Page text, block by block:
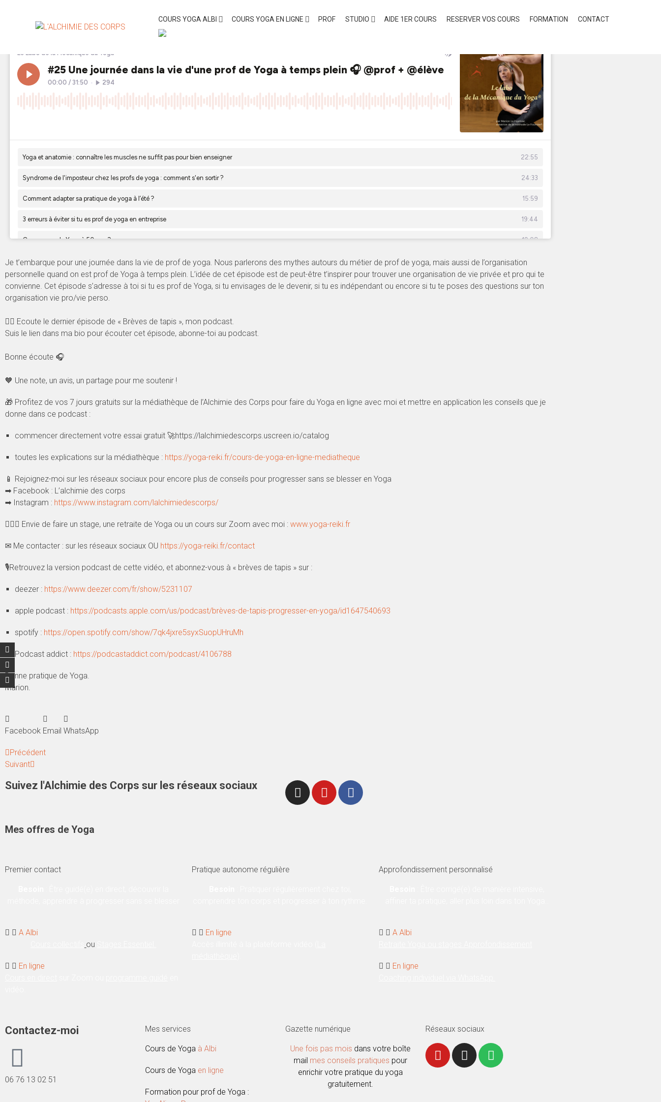
COURS YOGA ALBI COURS YOGA EN LIGNE PROF STUDIO AIDE 1ER COURS RESERVER VOS COURS FORMATION CONTACT
Je t’embarque pour une journée dans la vie de prof de yoga. Nous parlerons des mythes autours du métier de prof de yoga, mais aussi de l’organisation
personnelle quand on est prof de Yoga à temps plein. L’idée de cet épisode est de peut-être t’inspirer pour trouver une organisation de vie privée et pro qui te
convienne. Cet épisode s’adresse à toi si tu es prof de Yoga, si tu envisages de le devenir, si tu es indépendant ou encore si tu te poses des questions sur ton
organisation vie pro/vie perso.
👉🏻 Ecoute le dernier épisode de « Brèves de tapis », mon podcast. ⁠
Suis le lien dans ma bio pour écouter cet épisode, abonne-toi au podcast.⁠
Bonne écoute 🎧⁠ ⁠
⁠🧡 Une note, un avis, un partage pour me soutenir !
🎁 Profitez de vos 7 jours gratuits sur la médiathèque de l’Alchimie des Corps pour faire du Yoga en ligne avec moi et mettre en application les conseils que je
donne dans ce podcast :
commencer directement votre essai gratuit 🚀https://lalchimiedescorps.uscreen.io/catalog
toutes les explications sur la médiathèque : https://yoga-reiki.fr/cours-de-yoga-en-ligne-mediatheque
📱 Rejoignez-moi sur les réseaux sociaux pour encore plus de conseils pour progresser sans se blesser en Yoga
➡ Facebook : L’alchimie des corps
➡ Instagram : https://www.instagram.com/lalchimiedescorps/
🧘🏻‍♂️ Envie de faire un stage, une retraite de Yoga ou un cours sur Zoom avec moi : www.yoga-reiki.fr
✉ Me contacter : sur les réseaux sociaux OU https://yoga-reiki.fr/contact
🎙Retrouvez la version podcast de cette vidéo, et abonnez-vous à « brèves de tapis » sur :
deezer : https://www.deezer.com/fr/show/5231107
apple podcast : https://podcasts.apple.com/us/podcast/brèves-de-tapis-progresser-en-yoga/id1647540693
spotify : https://open.spotify.com/show/7qk4jxre5syxSuopUHruMh
Podcast addict : https://podcastaddict.com/podcast/4106788
Bonne pratique de Yoga.
Marion.
Facebook Email WhatsApp
Précédent
Suivant
Suivez l'Alchimie des Corps sur les réseaux sociaux
Mes offres de Yoga
Premier contact
A Albi
ou
En ligne
Pratique autonome régulière
En ligne
Approfondissement personnalisé
A Albi
En ligne
Contactez-moi
06 76 13 02 51
Mes services
Cours de Yoga à Albi
Cours de Yoga en ligne
Formation pour prof de Yoga :
Gazette numérique
Une fois pas mois dans votre boîte
mail mes conseils pratiques pour
enrichir votre pratique du yoga
gratuitement.
Réseaux sociaux